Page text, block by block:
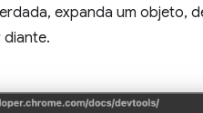
expanda um objeto,
diante.